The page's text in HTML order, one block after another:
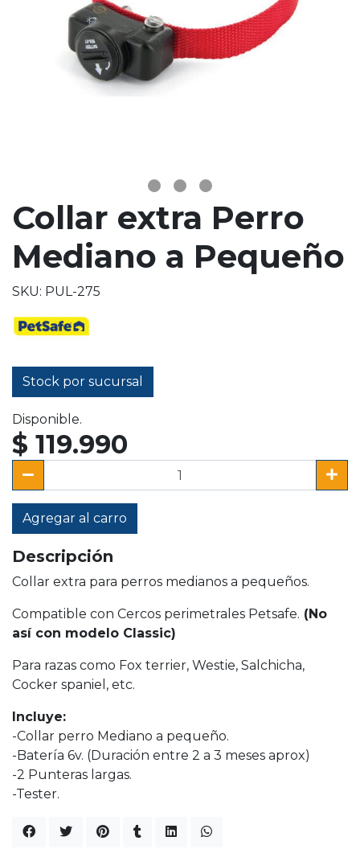
Collar extra Perro
Mediano a Pequeño
SKU: PUL-275
Stock por sucursal
Disponible.
$ 119.990
Agregar al carro
Descripción
Collar extra para perros medianos a pequeños.
Compatible con Cercos perimetrales Petsafe. (No
así con modelo Classic)
Para razas como Fox terrier, Westie, Salchicha,
Cocker spaniel, etc.
Incluye:
-Collar perro Mediano a pequeño.
-Batería 6v. (Duración entre 2 a 3 meses aprox)
-2 Punteras largas.
-Tester.